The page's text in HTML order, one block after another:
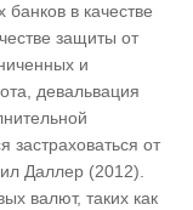
в качестве
защиты от
и
девальвация
застраховаться от
Даллер (2012).
валют, таких как